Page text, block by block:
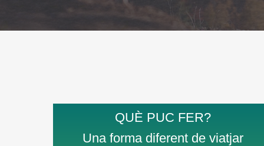
QUÈ PUC FER?
Una forma diferent de viatjar